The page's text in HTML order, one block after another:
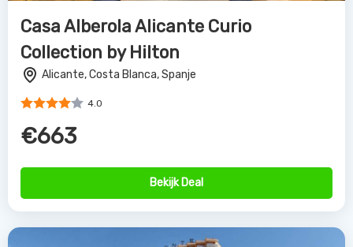
Casa Alberola Alicante Curio
Collection by Hilton
Alicante, Costa Blanca, Spanje
4.0
€663
Bekijk Deal